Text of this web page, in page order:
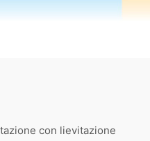
con lievitazione